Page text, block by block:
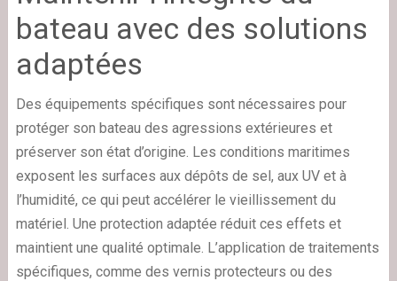
bateau avec des solutions
adaptées
Des équipements spécifiques sont nécessaires pour
protéger son bateau des agressions extérieures et
préserver son état d’origine. Les conditions maritimes
exposent les surfaces aux dépôts de sel, aux UV et à
l’humidité, ce qui peut accélérer le vieillissement du
matériel. Une protection adaptée réduit ces effets et
maintient une qualité optimale. L’application de traitements
spécifiques, comme des vernis protecteurs ou des